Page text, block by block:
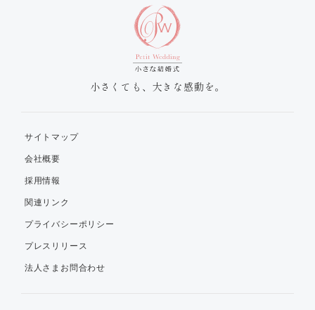
小さくても、大きな感動を。
サイトマップ
会社概要
採用情報
関連リンク
プライバシーポリシー
プレスリリース
法人さまお問合わせ